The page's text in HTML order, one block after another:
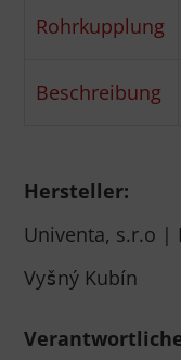
Rohrkupplung
Beschreibung
Hersteller:
Univenta, s.r.o |
Vyšný Kubín